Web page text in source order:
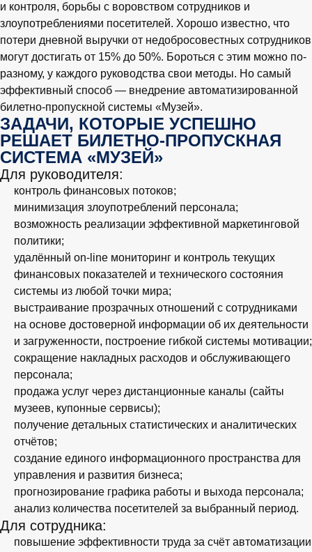
и контроля, борьбы с воровством сотрудников и
злоупотреблениями посетителей. Хорошо известно, что
потери дневной выручки от недобросовестных сотрудников
могут достигать от 15% до 50%. Бороться с этим можно по-
разному, у каждого руководства свои методы. Но самый
эффективный способ — внедрение автоматизированной
билетно-пропускной системы «Музей».
ЗАДАЧИ, КОТОРЫЕ УСПЕШНО
РЕШАЕТ БИЛЕТНО-ПРОПУСКНАЯ
СИСТЕМА «МУЗЕЙ»
Для руководителя:
контроль финансовых потоков;
минимизация злоупотреблений персонала;
возможность реализации эффективной маркетинговой
политики;
удалённый on-line мониторинг и контроль текущих
финансовых показателей и технического состояния
системы из любой точки мира;
выстраивание прозрачных отношений с сотрудниками
на основе достоверной информации об их деятельности
и загруженности, построение гибкой системы мотивации;
сокращение накладных расходов и обслуживающего
персонала;
продажа услуг через дистанционные каналы (сайты
музеев, купонные сервисы);
получение детальных статистических и аналитических
отчётов;
создание единого информационного пространства для
управления и развития бизнеса;
прогнозирование графика работы и выхода персонала;
анализ количества посетителей за выбранный период.
Для сотрудника:
повышение эффективности труда за счёт автоматизации